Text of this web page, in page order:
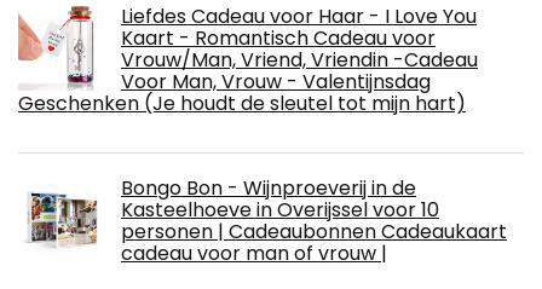
Liefdes Cadeau voor Haar - I Love You
Kaart - Romantisch Cadeau voor
Vrouw/Man, Vriend, Vriendin -Cadeau
Voor Man, Vrouw - Valentijnsdag
Geschenken (Je houdt de sleutel tot mijn hart)
Bongo Bon - Wijnproeverij in de
Kasteelhoeve in Overijssel voor 10
personen | Cadeaubonnen Cadeaukaart
cadeau voor man of vrouw |